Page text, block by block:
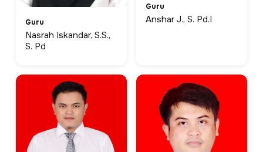
Guru
Nasrah Iskandar, S.S.,
S. Pd
Guru
Anshar J., S. Pd.I